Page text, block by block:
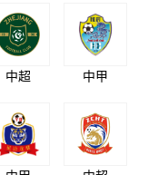
中超 中甲